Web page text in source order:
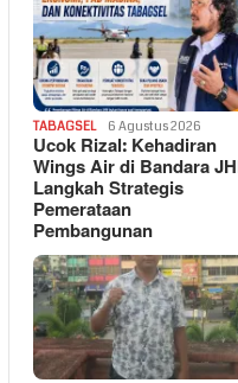
TABAGSEL 6 Agustus 2026
Ucok Rizal: Kehadiran
Wings Air di Bandara
Langkah Strategis
Pemerataan
Pembangunan